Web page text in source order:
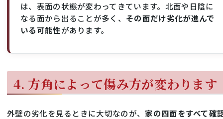
は、表面の状態が変わってきています。北面や日陰に
なる面から出ることが多く、 その面だけ劣化が進んで
いる可能性があります。
4. 方角によって傷み方が変わります
外壁の劣化を見るときに大切なのが、 家の四面をすべて確